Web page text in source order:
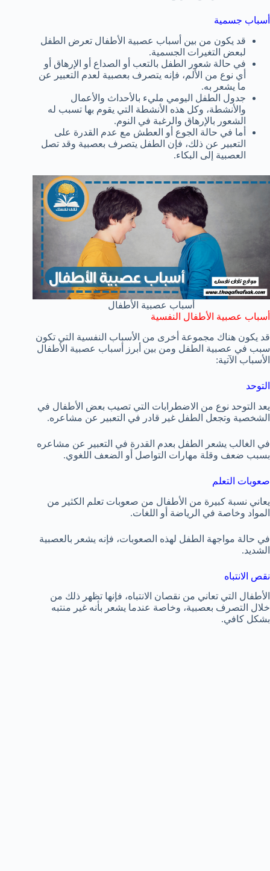
أسباب جسمية
قد يكون من بين أسباب عصبية الأطفال تعرض الطفل
لبعض التغيرات الجسمية.
في حالة شعور الطفل بالتعب أو الصداع أو الإرهاق أو
أي نوع من الألم، فإنه يتصرف بعصبية لعدم التعبير عن
ما يشعر به.
جدول الطفل اليومي مليء بالأحداث والأعمال
والأنشطة، وكل هذه الأنشطة التي يقوم بها تسبب له
الشعور بالإرهاق والرغبة في النوم.
أما في حالة الجوع أو العطش مع عدم القدرة على
التعبير عن ذلك، فإن الطفل يتصرف بعصبية وقد تصل
العصبية إلى البكاء.
أسباب عصبية الأطفال
أسباب عصبية الأطفال النفسية
قد يكون هناك مجموعة أخرى من الأسباب النفسية التي تكون
سبب في عصبية الطفل ومن بين أبرز أسباب عصبية الأطفال
الأسباب الآتية:
التوحد
يعد التوحد نوع من الاضطرابات التي تصيب بعض الأطفال في
الشخصية وتجعل الطفل غير قادر في التعبير عن مشاعره.
في الغالب يشعر الطفل بعدم القدرة في التعبير عن مشاعره
بسبب ضعف وقلة مهارات التواصل أو الضعف اللغوي.
صعوبات التعلم
يعاني نسبة كبيرة من الأطفال من صعوبات تعلم الكثير من
المواد وخاصة في الرياضة أو اللغات.
في حالة مواجهة الطفل لهذه الصعوبات، فإنه يشعر بالعصبية
الشديد.
نقص الانتباه
الأطفال التي تعاني من نقصان الانتباه، فإنها تظهر ذلك من
خلال التصرف بعصبية، وخاصة عندما يشعر بأنه غير منتبه
بشكل كافي.